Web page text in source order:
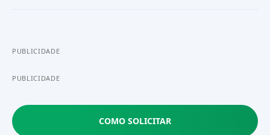
PUBLICIDADE
PUBLICIDADE
COMO SOLICITAR